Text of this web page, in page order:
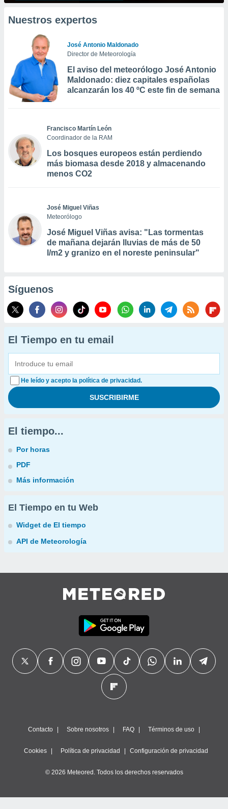
Nuestros expertos
José Antonio Maldonado
Director de Meteorología
El aviso del meteorólogo José Antonio
Maldonado: diez capitales españolas
alcanzarán los 40 ºC este fin de semana
Francisco Martín León
Coordinador de la RAM
Los bosques europeos están perdiendo
más biomasa desde 2018 y almacenando
menos CO2
José Miguel Viñas
Meteorólogo
José Miguel Viñas avisa: "Las tormentas
de mañana dejarán lluvias de más de 50
l/m2 y granizo en el noreste peninsular"
Síguenos
El Tiempo en tu email
He leído y acepto la política de privacidad.
El tiempo...
Por horas
PDF
Más información
El Tiempo en tu Web
Widget de El tiempo
API de Meteorología
Contacto Sobre nosotros FAQ Términos de uso
Cookies Política de privacidad Configuración de privacidad
© 2026 Meteored. Todos los derechos reservados